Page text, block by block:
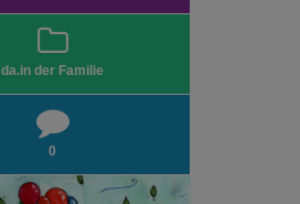
da.in der Familie
0